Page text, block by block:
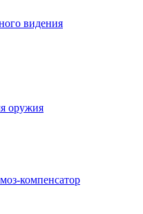
видения
оружия
компенсатор